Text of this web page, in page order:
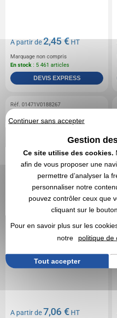
A partir de2,45 € HT
Marquage non compris
En stock : 5 461 articles
DEVIS EXPRESS
Réf. 01471V0188267
A partir de 7,06 € HT
Continuer sans accepter
Gestion
Ce site utilise des cookies.
afin de vous proposer une
permettre d’analyser la
personnaliser notre
pouvez contrôler ceux que
cliquant sur le
Pour en savoir plus sur les
notre
politique de
Tout accepter